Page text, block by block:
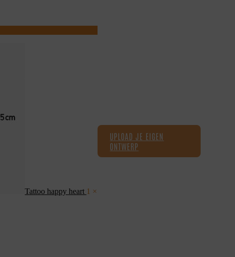
Tattoo happy heart 1 ×
UPLOAD JE EIGEN
ONTWERP